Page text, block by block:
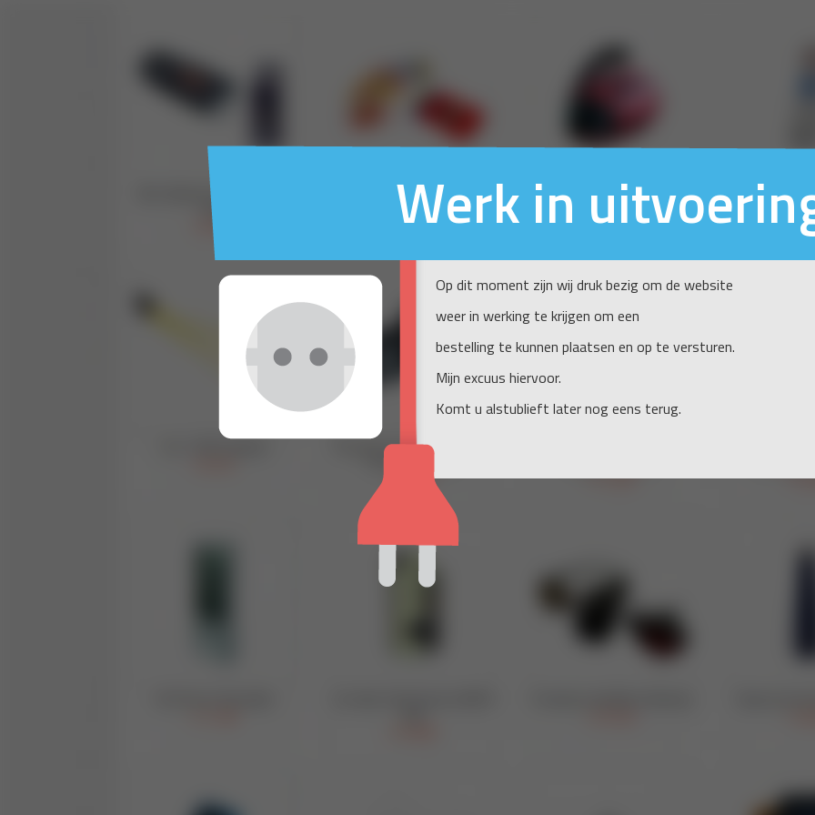
Werk in
Op dit moment zijn wij druk bezig om de website
weer in werking te krijgen om een
bestelling te kunnen plaatsen en op te versturen.
Mijn excuus hiervoor.
Komt u alstublieft later nog eens terug.